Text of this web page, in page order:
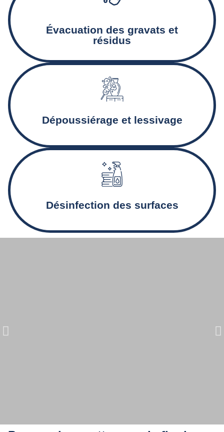
Évacuation des gravats et
résidus
issus du chantier.
Dépoussiérage et lessivage
Nettoyage des murs, plinthes, et autres surfaces pour
Désinfection des surfaces
Désinfection des sanitaires et nettoyage en profondeur